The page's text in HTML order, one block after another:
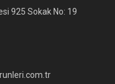
925 Sokak No: 19